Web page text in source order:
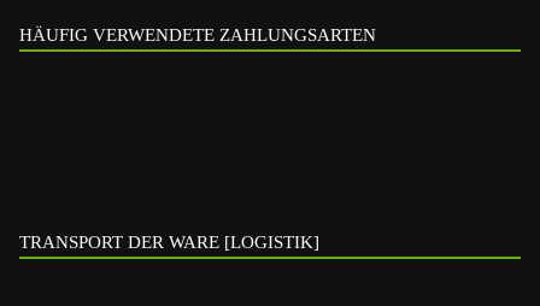
HÄUFIG VERWENDETE ZAHLUNGSARTEN
TRANSPORT DER WARE [LOGISTIK]